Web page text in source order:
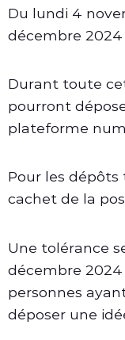
Du lundi 4
décembre 2024
Durant toute
pourront
plateforme
Pour les dépôts
cachet de la
Une tolérance
décembre
personnes
déposer une